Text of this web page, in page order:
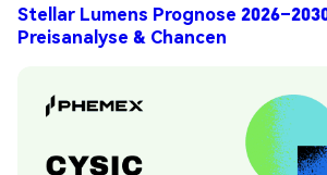
Stellar Lumens Prognose
Preisanalyse & Chancen